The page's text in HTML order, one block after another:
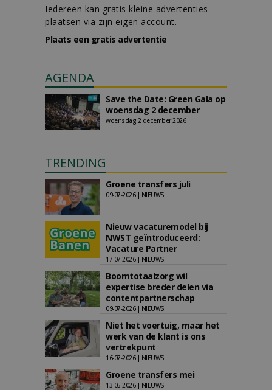
Iedereen kan gratis kleine advertenties
plaatsen via zijn eigen account.
Plaats een gratis advertentie
AGENDA
Save the Date: Green Gala op
woensdag 2 december
woensdag 2 december 2026
TRENDING
Groene transfers juli
09-07-2026 | NIEUWS
Nieuw vacaturemodel bij
NWST geïntroduceerd:
Vacature Partner
17-07-2026 | NIEUWS
Boomtotaalzorg wil
expertise breder delen via
contentpartnerschap
09-07-2026 | NIEUWS
Niet het voertuig, maar het
werk van de klant is ons
vertrekpunt
16-07-2026 | NIEUWS
Groene transfers mei
13-05-2026 | NIEUWS